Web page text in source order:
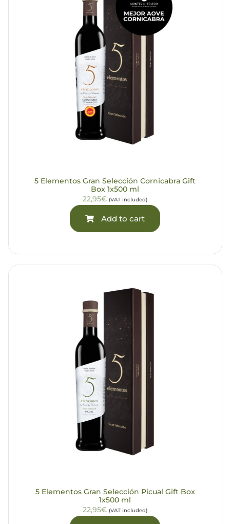
5 Elementos Gran Selección Cornicabra Gift
Box 1x500 ml
22,95€ (VAT included)
Add to cart
5 Elementos Gran Selección Picual Gift Box
1x500 ml
22,95€ (VAT included)